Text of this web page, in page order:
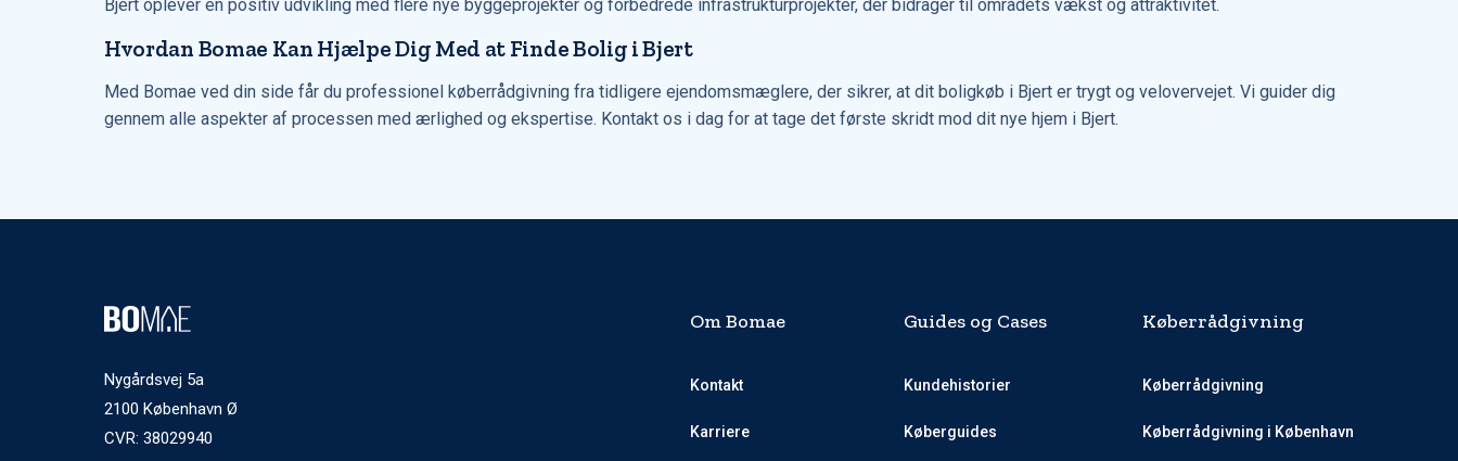
Bjert oplever en positiv udvikling med flere nye byggeprojekter og forbedrede infrastrukturprojekter, der bidrager til områdets vækst og attraktivitet.
Hvordan Bomae Kan Hjælpe Dig Med at Finde Bolig i Bjert
Med Bomae ved din side får du professionel køberrådgivning fra tidligere ejendomsmæglere, der sikrer, at dit boligkøb i Bjert er trygt og velovervejet. Vi guider dig
gennem alle aspekter af processen med ærlighed og ekspertise. Kontakt os i dag for at tage det første skridt mod dit nye hjem i Bjert.
Nygårdsvej 5a
2100 København Ø
CVR: 38029940
Om Bomae
Kontakt
Karriere
Guides og Cases
Kundehistorier
Køberguides
Køberrådgivning
Køberrådgivning
Køberrådgivning i København